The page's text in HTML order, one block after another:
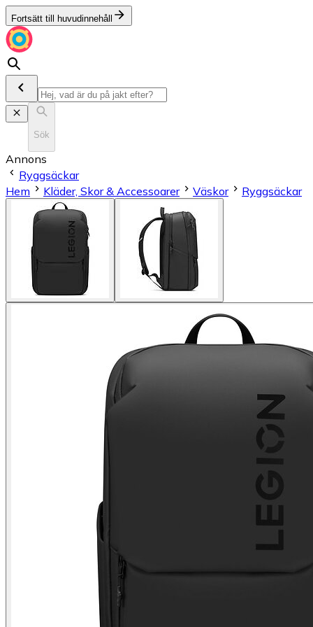
Fortsätt till huvudinnehåll
Sök
Annons
Ryggsäckar
Hem
Kläder, Skor & Accessoarer Väskor Ryggsäckar